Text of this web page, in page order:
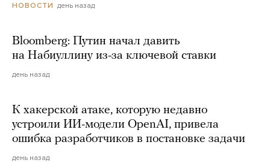
НОВОСТИ день назад
Bloomberg: Путин начал давить
на Набиуллину из-за ключевой ставки
день назад
К хакерской атаке, которую недавно
устроили ИИ-модели OpenAI, привела
ошибка разработчиков в постановке задачи
день назад